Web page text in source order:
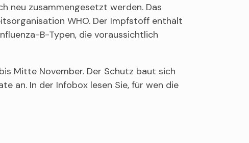
neu zusammengesetzt werden. Das
WHO. Der Impfstoff enthält
B-Typen, die voraussichtlich
Mitte November. Der Schutz baut sich
an. In der Infobox lesen Sie, für wen die